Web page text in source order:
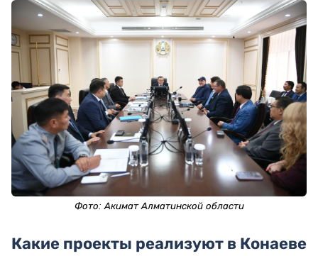
Фото: Акимат Алматинской области
Какие проекты реализуют в Конаеве